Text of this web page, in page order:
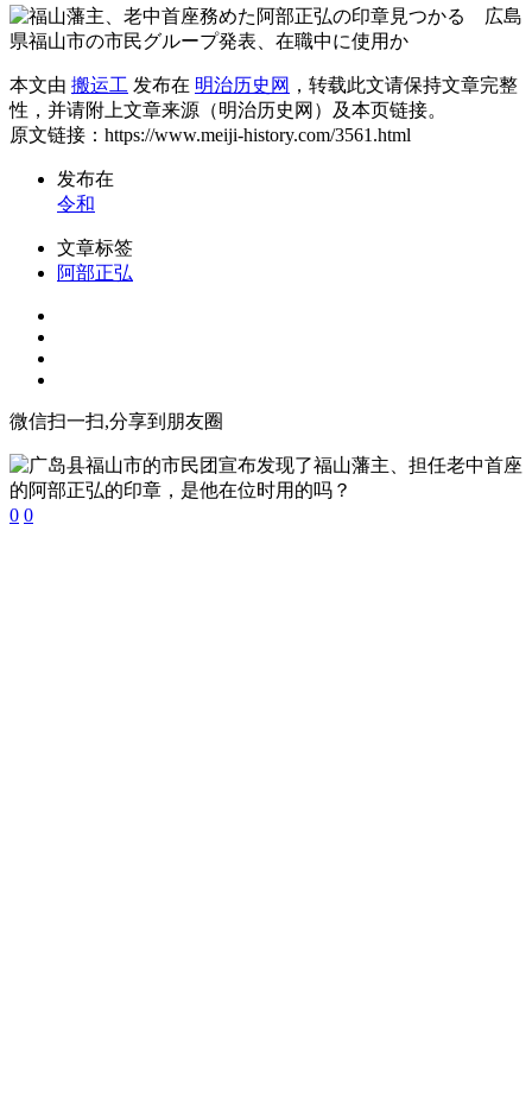
本文由 搬运工 发布在 明治历史网 ，转载此文请保持文章完整
性，并请附上文章来源（明治历史网）及本页链接。
原文链接：https://www.meiji-history.com/3561.html
发布在
令和
文章标签
阿部正弘
微信扫一扫,分享到朋友圈
0 0